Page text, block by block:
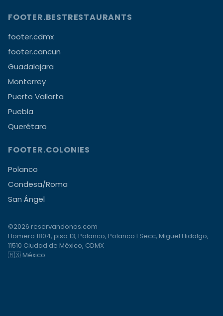
FOOTER.BESTRESTAURANTS
footer.cdmx
footer.cancun
Guadalajara
Monterrey
Puerto Vallarta
Puebla
Querétaro
FOOTER.COLONIES
Polanco
Condesa/Roma
San Ángel
©2026 reservandonos.com
Homero 1804, piso 13, Polanco, Polanco I Secc, Miguel Hidalgo,
11510 Ciudad de México, CDMX
🇲🇽 México